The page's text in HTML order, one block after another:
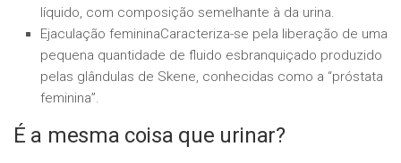
líquido, com composição semelhante à da urina.
Ejaculação femininaCaracteriza-se pela liberação de uma
pequena quantidade de fluido esbranquiçado produzido
pelas glândulas de Skene, conhecidas como a “próstata
feminina”.
É a mesma coisa que urinar?